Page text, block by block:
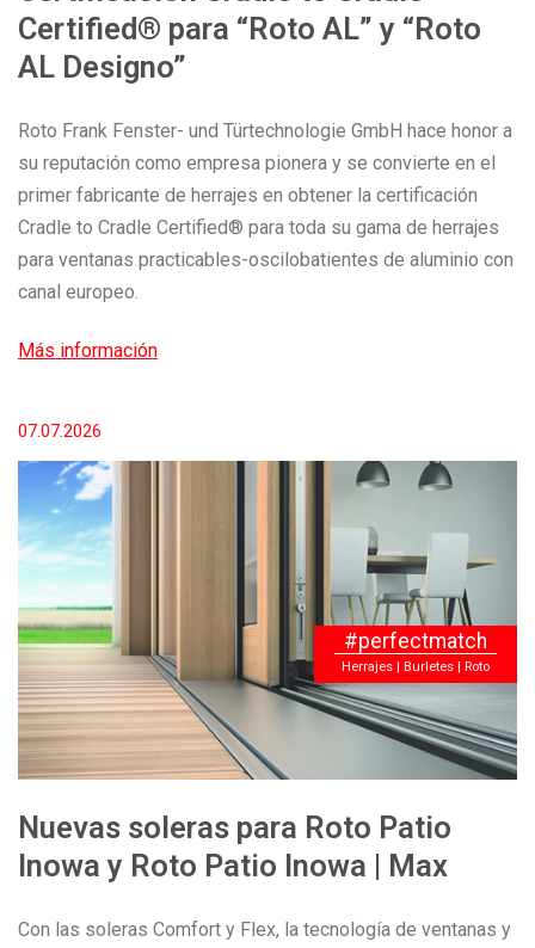
Certified® para “Roto AL” y “Roto
AL Designo”
Roto Frank Fenster- und Türtechnologie GmbH hace honor a
su reputación como empresa pionera y se convierte en el
primer fabricante de herrajes en obtener la certificación
Cradle to Cradle Certified® para toda su gama de herrajes
para ventanas practicables-oscilobatientes de aluminio con
canal europeo.
Más información
#perfectmatch
Herrajes | Burletes | Roto
07.07.2026
Nuevas soleras para Roto Patio
Inowa y Roto Patio Inowa | Max
Con las soleras Comfort y Flex, la tecnología de ventanas y